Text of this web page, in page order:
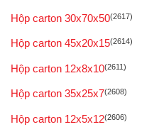
Hộp carton 30x70x50(2617)
Hộp carton 45x20x15(2614)
Hộp carton 12x8x10(2611)
Hộp carton 35x25x7(2608)
Hộp carton 12x5x12(2606)